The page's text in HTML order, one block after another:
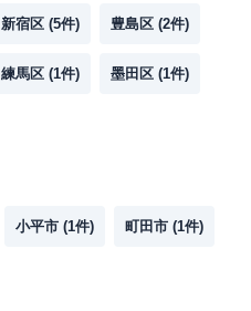
新宿区 (5件) 豊島区 (2件)
練馬区 (1件) 墨田区 (1件)
小平市 (1件) 町田市 (1件)